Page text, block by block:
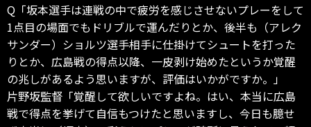
Q「坂本選手は連戦の中で疲労を感じさせないプレーをして
1点目の場面でもドリブルで運んだりとか、後半も（アレク
サンダー）ショルツ選手相手に仕掛けてシュートを打った
りとか、広島戦の得点以降、一皮剥け始めたというか覚醒
の兆しがあるよう思いますが、評価はいかがですか。」
片野坂監督「覚醒して欲しいですよね。はい、本当に広島
戦で得点を挙げて自信もつけたと思いますし、今日も臆せ